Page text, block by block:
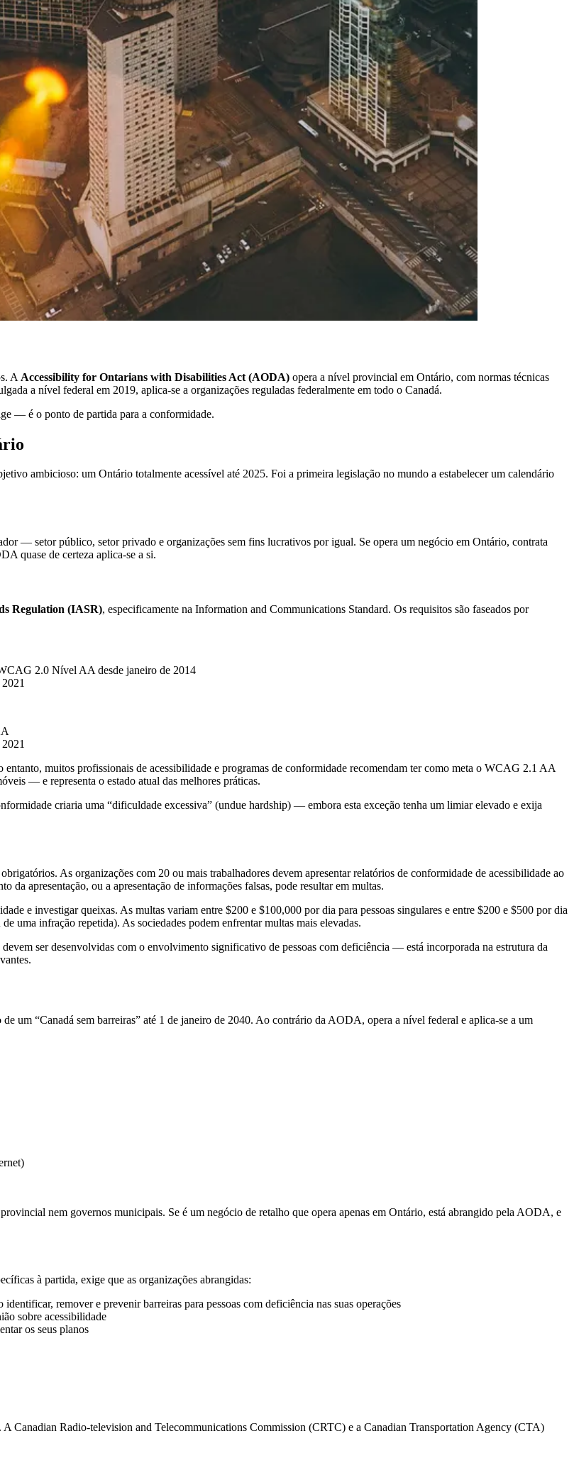
A Accessibility for Ontarians with Disabilities Act (AODA) opera a nível provincial em Ontário, com normas técnicas
a nível federal em 2019, aplica-se a organizações reguladas federalmente em todo o Canadá.
— é o ponto de partida para a conformidade.
ambicioso: um Ontário totalmente acessível até 2025. Foi a primeira legislação no mundo a estabelecer um calendário
— setor público, setor privado e organizações sem fins lucrativos por igual. Se opera um negócio em Ontário, contrata
quase de certeza aplica-se a si.
Regulation (IASR), especificamente na Information and Communications Standard. Os requisitos são faseados por
2.0 Nível AA desde janeiro de 2014
entanto, muitos profissionais de acessibilidade e programas de conformidade recomendam ter como meta o WCAG 2.1 AA
— e representa o estado atual das melhores práticas.
criaria uma “dificuldade excessiva” (undue hardship) — embora esta exceção tenha um limiar elevado e exija
As organizações com 20 ou mais trabalhadores devem apresentar relatórios de conformidade de acessibilidade ao
apresentação, ou a apresentação de informações falsas, pode resultar em multas.
e investigar queixas. As multas variam entre $200 e $100,000 por dia para pessoas singulares e entre $200 e $500 por dia
uma infração repetida). As sociedades podem enfrentar multas mais elevadas.
ser desenvolvidas com o envolvimento significativo de pessoas com deficiência — está incorporada na estrutura da
um “Canadá sem barreiras” até 1 de janeiro de 2040. Ao contrário da AODA, opera a nível federal e aplica-se a um
nem governos municipais. Se é um negócio de retalho que opera apenas em Ontário, está abrangido pela AODA, e
à partida, exige que as organizações abrangidas:
identificar, remover e prevenir barreiras para pessoas com deficiência nas suas operações
sobre acessibilidade
os seus planos
Canadian Radio-television and Telecommunications Commission (CRTC) e a Canadian Transportation Agency (CTA)